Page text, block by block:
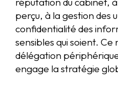
perçu, à la gestion des
confidentialité des
sensibles qui soient. Ce
délégation périphérique
engage la stratégie